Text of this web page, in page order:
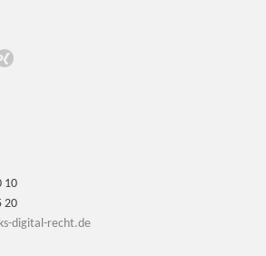
10
20
digital-recht.de